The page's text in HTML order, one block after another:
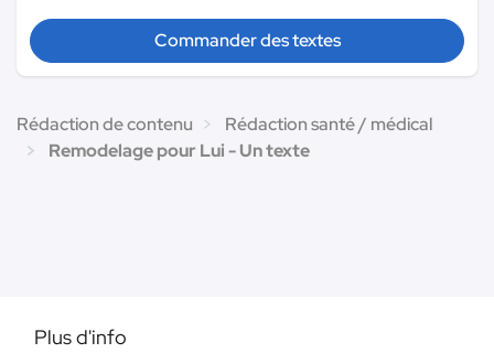
Commander des textes
Rédaction de contenu
Rédaction santé / médical
Remodelage pour Lui - Un texte
Plus d'info